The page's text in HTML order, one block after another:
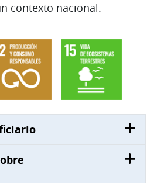
contexto nacional.